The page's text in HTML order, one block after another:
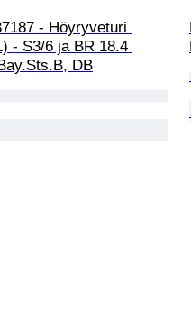
- Höyryveturi
- S3/6 ja BR 18.4
DB